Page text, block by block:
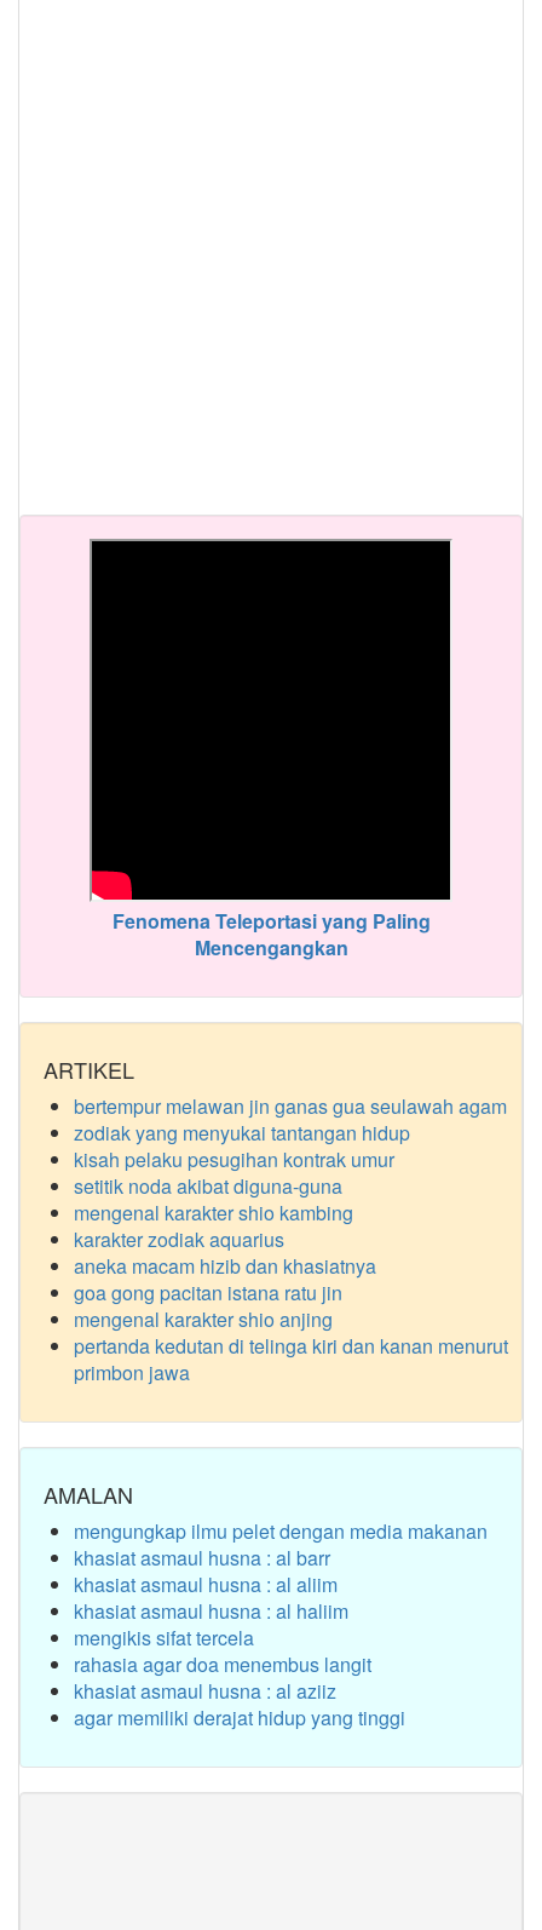
Fenomena Teleportasi yang Paling
Mencengangkan
ARTIKEL
bertempur melawan jin ganas gua seulawah agam
zodiak yang menyukai tantangan hidup
kisah pelaku pesugihan kontrak umur
setitik noda akibat diguna-guna
mengenal karakter shio kambing
karakter zodiak aquarius
aneka macam hizib dan khasiatnya
goa gong pacitan istana ratu jin
mengenal karakter shio anjing
pertanda kedutan di telinga kiri dan kanan menurut
primbon jawa
AMALAN
mengungkap ilmu pelet dengan media makanan
khasiat asmaul husna : al barr
khasiat asmaul husna : al aliim
khasiat asmaul husna : al haliim
mengikis sifat tercela
rahasia agar doa menembus langit
khasiat asmaul husna : al aziiz
agar memiliki derajat hidup yang tinggi